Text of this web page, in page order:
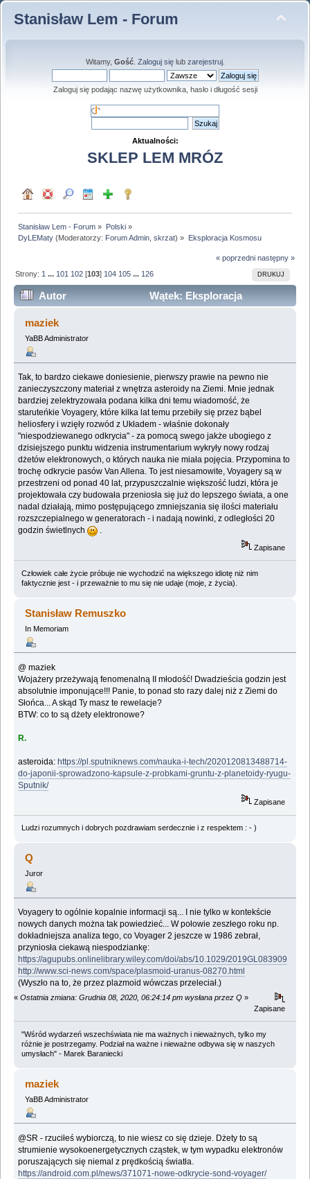
Stanisław Lem - Forum
Witamy, Gość. Zaloguj sięlub zarejestruj.
Zaloguj się podając nazwę użytkownika, hasło i długość sesji
Aktualności:
SKLEP LEM MRÓZ
Stanisław Lem - Forum » Polski»
DyLEMaty (Moderatorzy: Forum Admin ,skrzat) » Eksploracja Kosmosu
« poprzedni następny »
DRUKUJ
Strony: 1 ... 101 102 [103] 104 105 ... 126
Autor
Wątek: Eksploracja
Kosmosu (Przeczytany 2836213 razy)
maziek
YaBB Administrator
Tak, to bardzo ciekawe doniesienie, pierwszy prawie na pewno nie
zanieczyszczony materiał z wnętrza asteroidy na Ziemi. Mnie jednak
bardziej zelektryzowała podana kilka dni temu wiadomość, że
staruteńkie Voyagery, które kilka lat temu przebiły się przez bąbel
heliosfery i wzięły rozwód z Układem - właśnie dokonały
"niespodziewanego odkrycia" - za pomocą swego jakże ubogiego z
dzisiejszego punktu widzenia instrumentarium wykryły nowy rodzaj
dżetów elektronowych, o których nauka nie miała pojęcia. Przypomina to
trochę odkrycie pasów Van Allena. To jest niesamowite, Voyagery są w
przestrzeni od ponad 40 lat, przypuszczalnie większość ludzi, która je
projektowała czy budowała przeniosła się już do lepszego świata, a one
nadal działają, mimo postępującego zmniejszania się ilości materiału
rozszczepialnego w generatorach - i nadają nowinki, z odległości 20
godzin świetlnych
.
Zapisane
Człowiek całe życie próbuje nie wychodzić na większego idiotę niż nim
faktycznie jest - i przeważnie to mu się nie udaje (moje, z życia).
Stanisław Remuszko
In Memoriam
@ maziek
Wojażery przeżywają fenomenalną II młodość! Dwadzieścia godzin jest
absolutnie imponujące!!! Panie, to ponad sto razy dalej niż z Ziemi do
Słońca... A skąd Ty masz te rewelacje?
BTW: co to są dżety elektronowe?
R.
asteroida:https://pl.sputniknews.com/nauka-i-tech/2020120813488714-
do-japonii-sprowadzono-kapsule-z-probkami-gruntu-z-planetoidy-ryugu-
Sputnik/
Zapisane
Ludzi rozumnych i dobrych pozdrawiam serdecznie i z respektem : - )
Q
Juror
Voyagery to ogólnie kopalnie informacji są... I nie tylko w kontekście
nowych danych można tak powiedzieć... W połowie zeszłego roku np.
dokładniejsza analiza tego, co Voyager 2 jeszcze w 1986 zebrał,
przyniosła ciekawą niespodziankę:
https://agupubs.onlinelibrary.wiley.com/doi/abs/10.1029/2019GL083909
http://www.sci-news.com/space/plasmoid-uranus-08270.html
(Wyszło na to, że przez plazmoid wówczas przeleciał.)
« Ostatnia zmiana: Grudnia 08, 2020, 06:24:14 pm wysłana przez Q »
Zapisane
"Wśród wydarzeń wszechświata nie ma ważnych i nieważnych, tylko my
różnie je postrzegamy. Podział na ważne i nieważne odbywa się w naszych
umysłach" - Marek Baraniecki
maziek
YaBB Administrator
@SR - rzuciłeś wybiorczą, to nie wiesz co się dzieje. Dżety to są
strumienie wysokoenergetycznych cząstek, w tym wypadku elektronów
poruszających się niemal z prędkością światła.
https://android.com.pl/news/371071-nowe-odkrycie-sond-voyager/